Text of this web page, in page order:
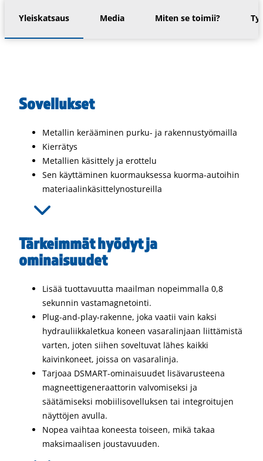
Yleiskatsaus Media Miten se toimii?
Sovellukset
Metallin kerääminen purku- ja rakennustyömailla
Kierrätys
Metallien käsittely ja erottelu
Sen käyttäminen kuormauksessa kuorma-autoihin
materiaalinkäsittelynostureilla
Tärkeimmät hyödyt ja
ominaisuudet
Lisää tuottavuutta maailman nopeimmalla 0,8
sekunnin vastamagnetointi.
Plug-and-play-rakenne, joka vaatii vain kaksi
hydrauliikkaletkua koneen vasaralinjaan liittämistä
varten, joten siihen soveltuvat lähes kaikki
kaivinkoneet, joissa on vasaralinja.
Tarjoaa DSMART-ominaisuudet lisävarusteena
magneettigeneraattorin valvomiseksi ja
säätämiseksi mobiilisovelluksen tai integroitujen
näyttöjen avulla.
Nopea vaihtaa koneesta toiseen, mikä takaa
maksimaalisen joustavuuden.